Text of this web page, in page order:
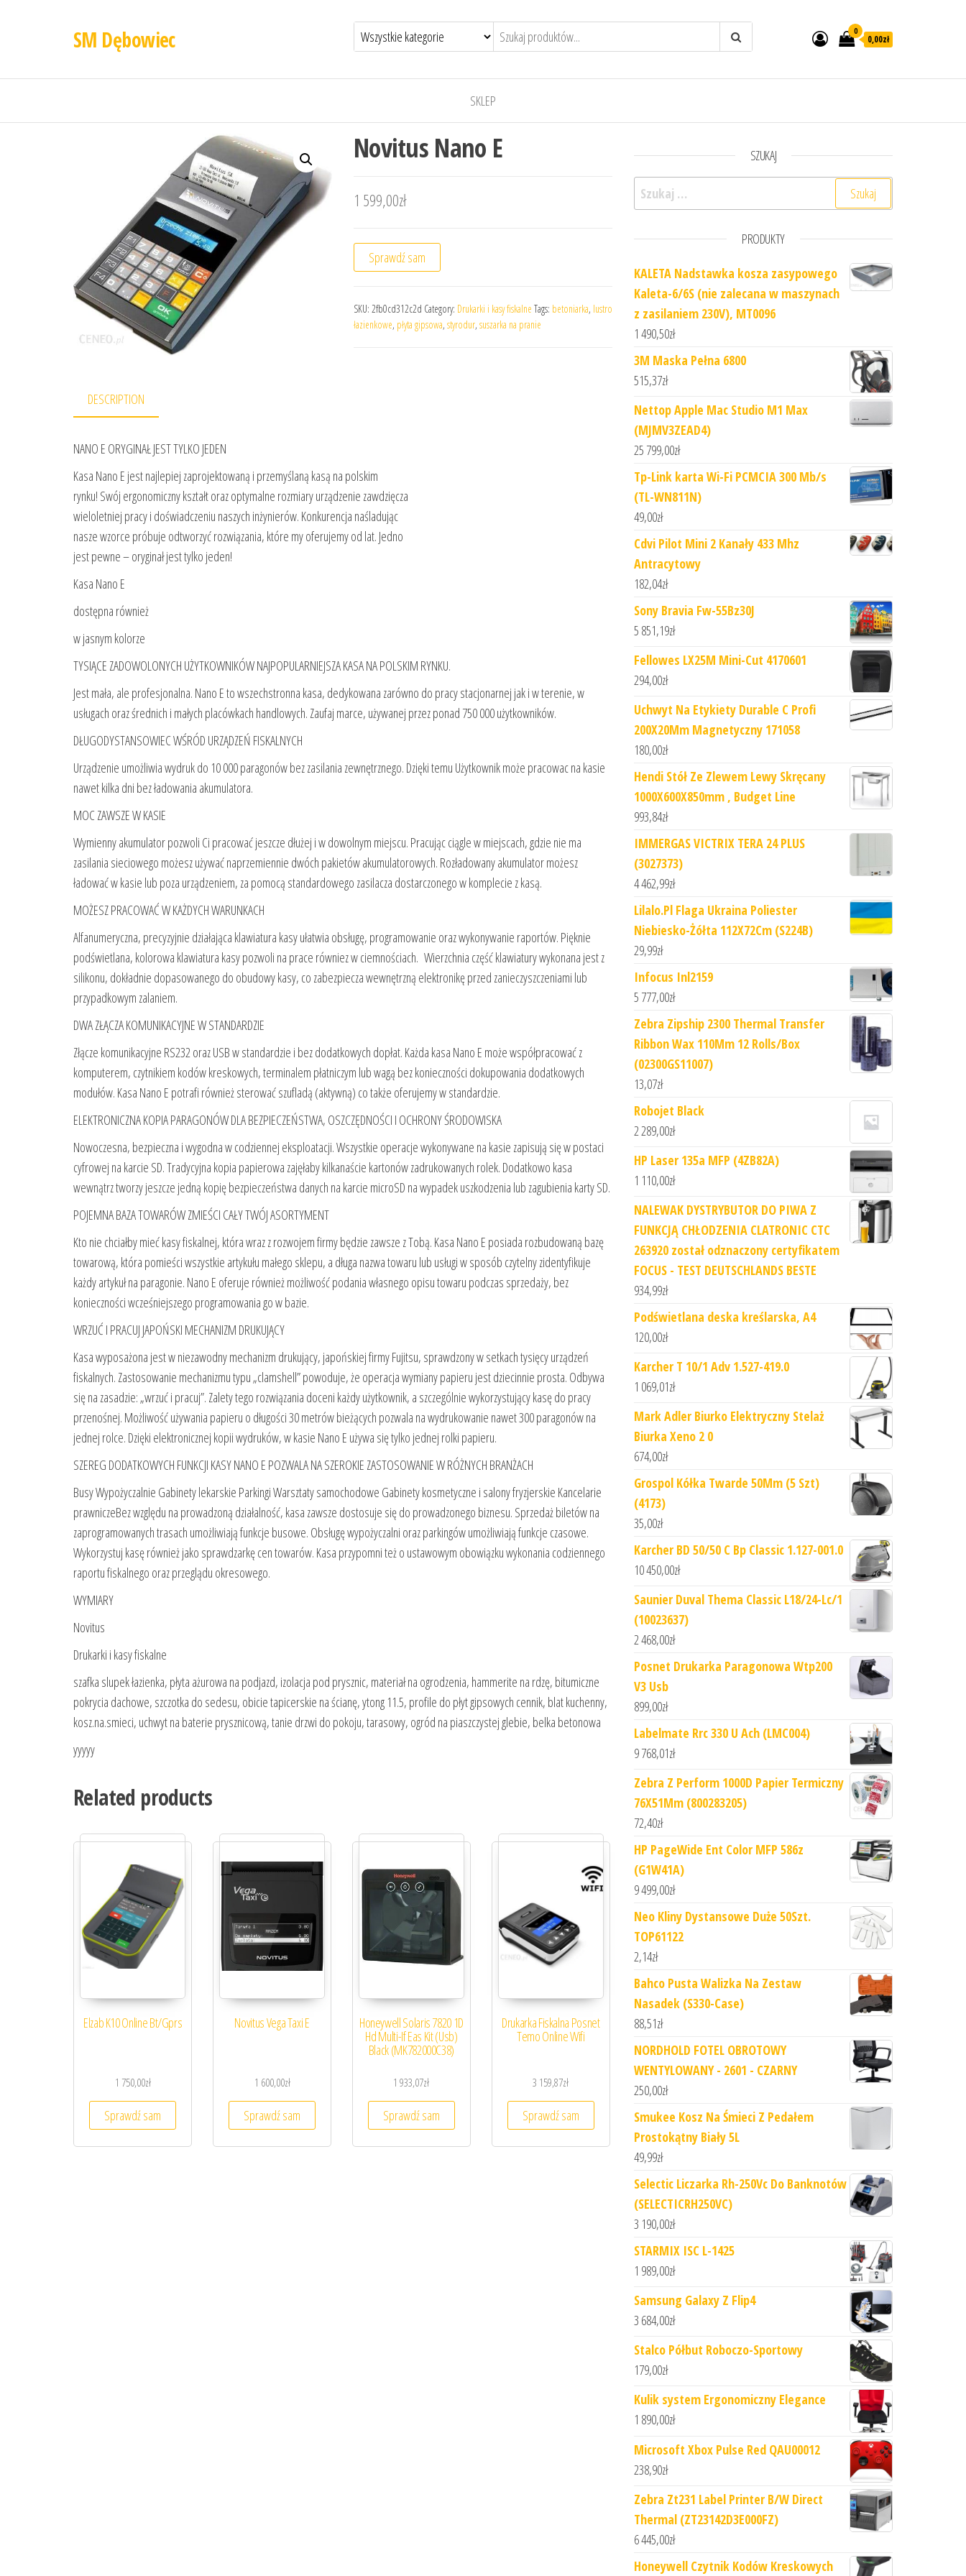
SM Dębowiec 0
0,00zł
SKLEP
Novitus Nano E
1 599,00zł
Sprawdź sam
SKU: 2fb0cd312c2d Category: Drukarki i kasy fiskalne Tags: betoniarka, lustro
łazienkowe, płyta gipsowa, styrodur, suszarka na pranie
DESCRIPTION
NANO E ORYGINAŁ JEST TYLKO JEDEN
Kasa Nano E jest najlepiej zaprojektowaną i przemyślaną kasą na polskim
rynku! Swój ergonomiczny kształt oraz optymalne rozmiary urządzenie zawdzięcza
wieloletniej pracy i doświadczeniu naszych inżynierów. Konkurencja naśladując
nasze wzorce próbuje odtworzyć rozwiązania, które my oferujemy od lat. Jedno
jest pewne – oryginał jest tylko jeden!
Kasa Nano E
dostępna również
w jasnym kolorze
TYSIĄCE ZADOWOLONYCH UŻYTKOWNIKÓW NAJPOPULARNIEJSZA KASA NA POLSKIM RYNKU.
Jest mała, ale profesjonalna. Nano E to wszechstronna kasa, dedykowana zarówno do pracy stacjonarnej jak i w terenie, w
usługach oraz średnich i małych placówkach handlowych. Zaufaj marce, używanej przez ponad 750 000 użytkowników.
DŁUGODYSTANSOWIEC WŚRÓD URZĄDZEŃ FISKALNYCH
Urządzenie umożliwia wydruk do 10 000 paragonów bez zasilania zewnętrznego. Dzięki temu Użytkownik może pracowac na kasie
nawet kilka dni bez ładowania akumulatora.
MOC ZAWSZE W KASIE
Wymienny akumulator pozwoli Ci pracować jeszcze dłużej i w dowolnym miejscu. Pracując ciągle w miejscach, gdzie nie ma
zasilania sieciowego możesz używać naprzemiennie dwóch pakietów akumulatorowych. Rozładowany akumulator możesz
ładować w kasie lub poza urządzeniem, za pomocą standardowego zasilacza dostarczonego w komplecie z kasą.
MOŻESZ PRACOWAĆ W KAŻDYCH WARUNKACH
Alfanumeryczna, precyzyjnie działająca klawiatura kasy ułatwia obsługę, programowanie oraz wykonywanie raportów. Pięknie
podświetlana, kolorowa klawiatura kasy pozwoli na prace równiez w ciemnościach. Wierzchnia część klawiatury wykonana jest z
silikonu, dokładnie dopasowanego do obudowy kasy, co zabezpiecza wewnętrzną elektronikę przed zanieczyszczeniami lub
przypadkowym zalaniem.
DWA ZŁĄCZA KOMUNIKACYJNE W STANDARDZIE
Złącze komunikacyjne RS232 oraz USB w standardzie i bez dodatkowych dopłat. Każda kasa Nano E może współpracować z
komputerem, czytnikiem kodów kreskowych, terminalem płatniczym lub wagą bez konieczności dokupowania dodatkowych
modułów. Kasa Nano E potrafi również sterować szufladą (aktywną) co także oferujemy w standardzie.
ELEKTRONICZNA KOPIA PARAGONÓW DLA BEZPIECZEŃSTWA, OSZCZĘDNOŚCI I OCHRONY ŚRODOWISKA
Nowoczesna, bezpieczna i wygodna w codziennej eksploatacji. Wszystkie operacje wykonywane na kasie zapisują się w postaci
cyfrowej na karcie SD. Tradycyjna kopia papierowa zajęłaby kilkanaście kartonów zadrukowanych rolek. Dodatkowo kasa
wewnątrz tworzy jeszcze jedną kopię bezpieczeństwa danych na karcie microSD na wypadek uszkodzenia lub zagubienia karty SD.
POJEMNA BAZA TOWARÓW ZMIEŚCI CAŁY TWÓJ ASORTYMENT
Kto nie chciałby mieć kasy fiskalnej, która wraz z rozwojem firmy będzie zawsze z Tobą. Kasa Nano E posiada rozbudowaną bazę
towarową, która pomieści wszystkie artykułu małego sklepu, a długa nazwa towaru lub usługi w sposób czytelny zidentyfikuje
każdy artykuł na paragonie. Nano E oferuje również możliwość podania własnego opisu towaru podczas sprzedaży, bez
konieczności wcześniejszego programowania go w bazie.
WRZUĆ I PRACUJ JAPOŃSKI MECHANIZM DRUKUJĄCY
Kasa wyposażona jest w niezawodny mechanizm drukujący, japońskiej firmy Fujitsu, sprawdzony w setkach tysięcy urządzeń
fiskalnych. Zastosowanie mechanizmu typu „clamshell” powoduje, że operacja wymiany papieru jest dziecinnie prosta. Odbywa
się na zasadzie: „wrzuć i pracuj”. Zalety tego rozwiązania doceni każdy użytkownik, a szczególnie wykorzystujący kasę do pracy
przenośnej. Możliwość używania papieru o długości 30 metrów bieżących pozwala na wydrukowanie nawet 300 paragonów na
jednej rolce. Dzięki elektronicznej kopii wydruków, w kasie Nano E używa się tylko jednej rolki papieru.
SZEREG DODATKOWYCH FUNKCJI KASY NANO E POZWALA NA SZEROKIE ZASTOSOWANIE W RÓŻNYCH BRANŻACH
Busy Wypożyczalnie Gabinety lekarskie Parkingi Warsztaty samochodowe Gabinety kosmetyczne i salony fryzjerskie Kancelarie
prawniczeBez względu na prowadzoną działalność, kasa zawsze dostosuje się do prowadzonego biznesu. Sprzedaż biletów na
zaprogramowanych trasach umożliwiają funkcje busowe. Obsługę wypożyczalni oraz parkingów umożliwiają funkcje czasowe.
Wykorzystuj kasę również jako sprawdzarkę cen towarów. Kasa przypomni też o ustawowym obowiązku wykonania codziennego
raportu fiskalnego oraz przeglądu okresowego.
WYMIARY
Novitus
Drukarki i kasy fiskalne
szafka slupek łazienka, płyta ażurowa na podjazd, izolacja pod prysznic, materiał na ogrodzenia, hammerite na rdzę, bitumiczne
pokrycia dachowe, szczotka do sedesu, obicie tapicerskie na ścianę, ytong 11.5, profile do płyt gipsowych cennik, blat kuchenny,
kosz.na.smieci, uchwyt na baterie prysznicową, tanie drzwi do pokoju, tarasowy, ogród na piaszczystej glebie, belka betonowa
yyyyy
Related products
Elzab K10 Online Bt/Gprs
1 750,00zł
Sprawdź sam
Novitus Vega Taxi E
1 600,00zł
Sprawdź sam
Honeywell Solaris 7820 1D
Hd Multi-If Eas Kit (Usb)
Black (MK782000C38)
1 933,07zł
Sprawdź sam
Drukarka Fiskalna Posnet
Temo Online Wifi
3 159,87zł
Sprawdź sam
SZUKAJ
Szukaj:
PRODUKTY
KALETA Nadstawka kosza zasypowego
Kaleta-6/6S (nie zalecana w maszynach
z zasilaniem 230V), MT0096
1 490,50zł
3M Maska Pełna 6800
515,37zł
Nettop Apple Mac Studio M1 Max
(MJMV3ZEAD4)
25 799,00zł
Tp-Link karta Wi-Fi PCMCIA 300 Mb/s
(TL-WN811N)
49,00zł
Cdvi Pilot Mini 2 Kanały 433 Mhz
Antracytowy
182,04zł
Sony Bravia Fw-55Bz30J
5 851,19zł
Fellowes LX25M Mini-Cut 4170601
294,00zł
Uchwyt Na Etykiety Durable C Profi
200X20Mm Magnetyczny 171058
180,00zł
Hendi Stół Ze Zlewem Lewy Skręcany
1000X600X850mm , Budget Line
993,84zł
IMMERGAS VICTRIX TERA 24 PLUS
(3027373)
4 462,99zł
Lilalo.Pl Flaga Ukraina Poliester
Niebiesko-Żółta 112X72Cm (S224B)
29,99zł
Infocus Inl2159
5 777,00zł
Zebra Zipship 2300 Thermal Transfer
Ribbon Wax 110Mm 12 Rolls/Box
(02300GS11007)
13,07zł
Robojet Black
2 289,00zł
HP Laser 135a MFP (4ZB82A)
1 110,00zł
NALEWAK DYSTRYBUTOR DO PIWA Z
FUNKCJĄ CHŁODZENIA CLATRONIC CTC
263920 został odznaczony certyfikatem
FOCUS - TEST DEUTSCHLANDS BESTE
934,99zł
Podświetlana deska kreślarska, A4
120,00zł
Karcher T 10/1 Adv 1.527-419.0
1 069,01zł
Mark Adler Biurko Elektryczny Stelaż
Biurka Xeno 2 0
674,00zł
Grospol Kółka Twarde 50Mm (5 Szt)
(4173)
35,00zł
Karcher BD 50/50 C Bp Classic 1.127-001.0
10 450,00zł
Saunier Duval Thema Classic L18/24-Lc/1
(10023637)
2 468,00zł
Posnet Drukarka Paragonowa Wtp200
V3 Usb
899,00zł
Labelmate Rrc 330 U Ach (LMC004)
9 768,01zł
Zebra Z Perform 1000D Papier Termiczny
76X51Mm (800283205)
72,40zł
HP PageWide Ent Color MFP 586z
(G1W41A)
9 499,00zł
Neo Kliny Dystansowe Duże 50Szt.
TOP61122
2,14zł
Bahco Pusta Walizka Na Zestaw
Nasadek (S330-Case)
88,51zł
NORDHOLD FOTEL OBROTOWY
WENTYLOWANY - 2601 - CZARNY
250,00zł
Smukee Kosz Na Śmieci Z Pedałem
Prostokątny Biały 5L
49,99zł
Selectic Liczarka Rh-250Vc Do Banknotów
(SELECTICRH250VC)
3 190,00zł
STARMIX ISC L-1425
1 989,00zł
Samsung Galaxy Z Flip4
3 684,00zł
Stalco Półbut Roboczo-Sportowy
179,00zł
Kulik system Ergonomiczny Elegance
1 890,00zł
Microsoft Xbox Pulse Red QAU00012
238,90zł
Zebra Zt231 Label Printer B/W Direct
Thermal (ZT23142D3E000FZ)
6 445,00zł
Honeywell Czytnik Kodów Kreskowych